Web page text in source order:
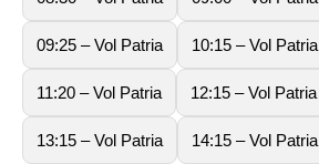
09:25 – Vol Patria 10:15 – Vol Patria
11:20 – Vol Patria 12:15 – Vol Patria
13:15 – Vol Patria 14:15 – Vol Patria